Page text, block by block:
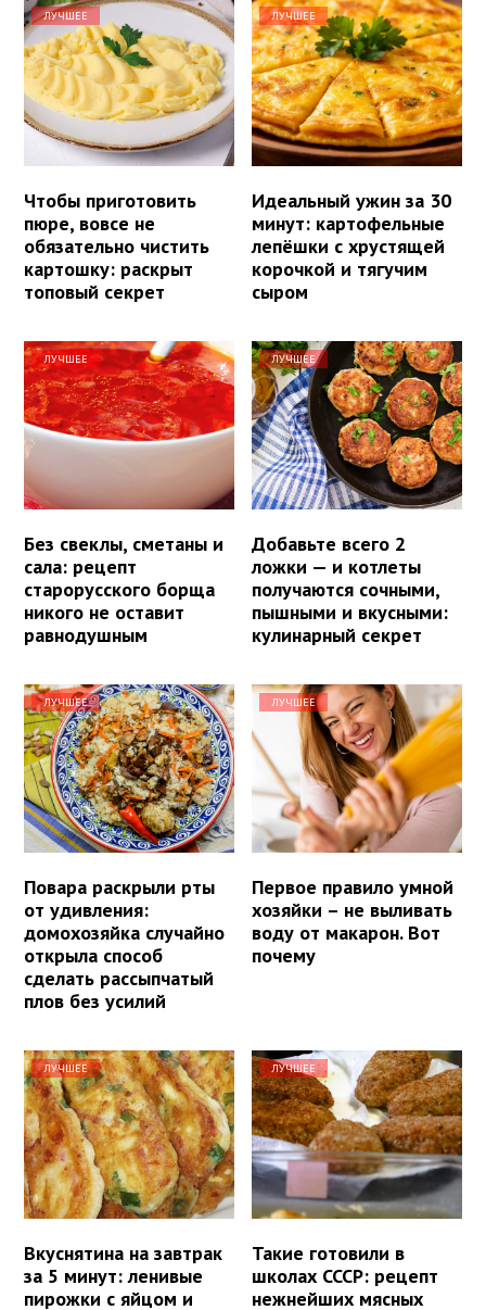
ЛУЧШЕЕ
Чтобы приготовить
пюре, вовсе не
обязательно чистить
картошку: раскрыт
топовый секрет
ЛУЧШЕЕ
Идеальный ужин за 30
минут: картофельные
лепёшки с хрустящей
корочкой и тягучим
сыром
ЛУЧШЕЕ
Без свеклы, сметаны и
сала: рецепт
старорусского борща
никого не оставит
равнодушным
ЛУЧШЕЕ
Добавьте всего 2
ложки — и котлеты
получаются сочными,
пышными и вкусными:
кулинарный секрет
ЛУЧШЕЕ
Повара раскрыли рты
от удивления:
домохозяйка случайно
открыла способ
сделать рассыпчатый
плов без усилий
ЛУЧШЕЕ
Первое правило умной
хозяйки – не выливать
воду от макарон. Вот
почему
ЛУЧШЕЕ
Вкуснятина на завтрак
за 5 минут: ленивые
пирожки с яйцом и
ЛУЧШЕЕ
Такие готовили в
школах СССР: рецепт
нежнейших мясных